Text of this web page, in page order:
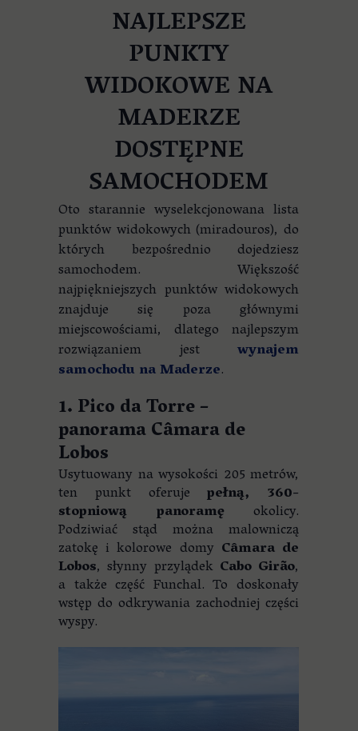
NAJLEPSZE
PUNKTY
WIDOKOWE NA
MADERZE
DOSTĘPNE
SAMOCHODEM
Oto starannie wyselekcjonowana lista
punktów widokowych (miradouros), do
których bezpośrednio dojedziesz
samochodem. Większość
najpiękniejszych punktów widokowych
znajduje się poza głównymi
miejscowościami, dlatego najlepszym
rozwiązaniem jest wynajem
samochodu na Maderze.
1. Pico da Torre –
panorama Câmara de
Lobos
Usytuowany na wysokości 205 metrów,
ten punkt oferujepełną, 360-
stopniową panoramęokolicy.
Podziwiać stąd można malowniczą
zatokę i kolorowe domy Câmara de
Lobos, słynny przylądek Cabo Girão,
a także część Funchal. To doskonały
wstęp do odkrywania zachodniej części
wyspy.